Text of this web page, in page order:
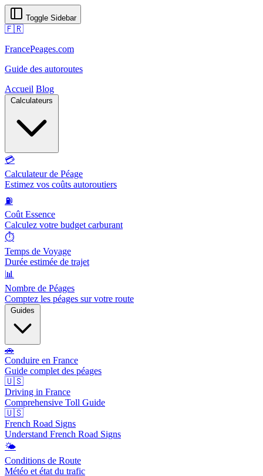
Toggle Sidebar
🇫🇷
FrancePeages.com
Guide des autoroutes
Accueil Blog
Calculateurs
💳
Calculateur de Péage
Estimez vos coûts autoroutiers
⛽
Coût Essence
Calculez votre budget carburant
⏱️
Temps de Voyage
Durée estimée de trajet
📊
Nombre de Péages
Comptez les péages sur votre route
Guides
🚗
Conduire en France
Guide complet des péages
🇺🇸
Driving in France
Comprehensive Toll Guide
🇺🇸
French Road Signs
Understand French Road Signs
🌤️
Conditions de Route
Météo et état du trafic